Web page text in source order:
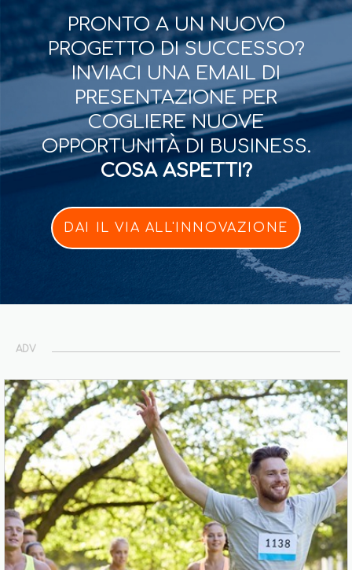
PRONTO A UN NUOVO
PROGETTO DI SUCCESSO?
INVIACI UNA EMAIL DI
PRESENTAZIONE PER
COGLIERE NUOVE
OPPORTUNITÀ DI BUSINESS.
COSA ASPETTI?
DAI IL VIA ALL'INNOVAZIONE
ADV